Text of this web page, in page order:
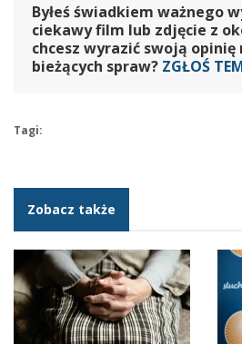
Byłeś świadkiem ważnego
ciekawy film lub zdjęcie z
chcesz wyrazić swoją
bieżących spraw? ZGŁOŚ
Tagi:
Zobacz także